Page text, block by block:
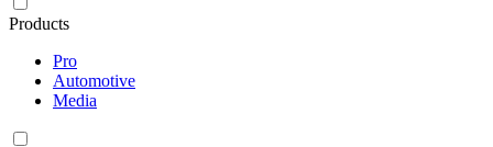
Products
Pro
Automotive
Media